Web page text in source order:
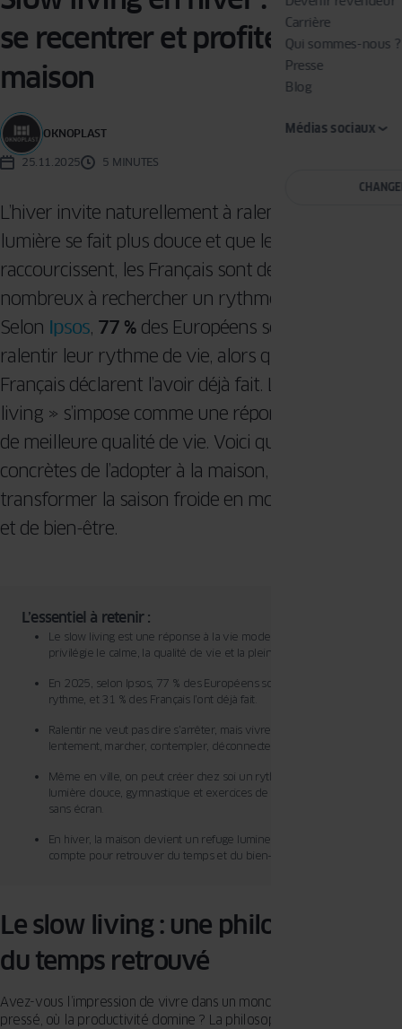
Carrière
Qui sommes-nous ?
Presse
Blog
Médias sociaux
se recentrer et profiter de la
maison
OKNOPLAST
25.11.2025 5 MINUTES
L’hiver invite naturellement à ralentir. Alors que la
lumière se fait plus douce et que les journées
raccourcissent, les Français sont de plus en plus
nombreux à rechercher un rythme plus apaisé.
Selon Ipsos, 77 % des Européens souhaitent
ralentir leur rythme de vie, alors que
Français déclarent l’avoir déjà fait. Le « slow
living » s’impose comme une réponse à ce besoin
de meilleure qualité de vie. Voici quatre façons
concrètes de l’adopter à la maison, pour
transformer la saison froide en moments de calme
et de bien-être.
L’essentiel à retenir :
Le slow living est une réponse à la vie moderne trop rapide : il
privilégie le calme, la qualité de vie et la pleine conscience.
En 2025, selon Ipsos, 77 % des Européens souhaitent ralentir leur
rythme, et 31 % des Français l’ont déjà fait.
Ralentir ne veut pas dire s’arrêter, mais vivre mieux : cuisiner
lentement, marcher, contempler, déconnecter.
Même en ville, on peut créer chez soi un rythme intérieur apaisé :
lumière douce, gymnastique et exercices de respiration, moments
sans écran.
En hiver, la maison devient un refuge lumineux où chaque geste
compte pour retrouver du temps et du bien-être.
Le slow living : une philosophie née
du temps retrouvé
Avez-vous l’impression de vivre dans un monde de plus en plus
pressé, où la productivité domine ? La philosophie du